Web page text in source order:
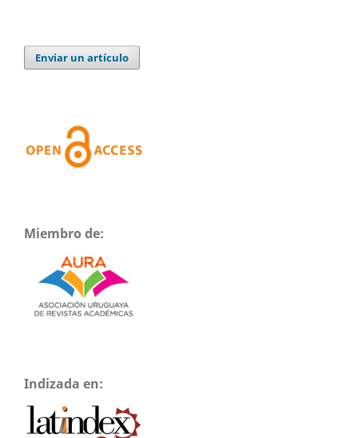
Enviar un artículo
Miembro de:
Indizada en: